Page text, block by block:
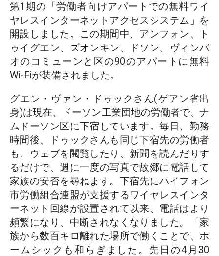
第1期の「労働者向けアパートでの無料ワイ
ヤレスインターネットアクセスシステム」を
開設しました。この期間中、アンフォン、ト
ゥイグエン、ズオンキン、ドソン、ヴィンバ
オのコミューンと区の90のアパートに無料
Wi-Fiが装備されました。
グエン・ヴァン・ドゥックさん(ゲアン省出
身)は現在、ドーソン工業団地の労働者で、ナ
ムドーソン区に下宿しています。毎日、勤務
時間後、ドゥックさんも同じ下宿先の労働者
も、ウェブを閲覧したり、新聞を読んだりす
るだけで、週に一度の写真で故郷に電話して
家族の安否を尋ねます。下宿先にハイフォン
市労働組合連盟が支援するワイヤレスインタ
ーネット回線が設置されて以来、電話はより
頻繁になり、中断されなくなりました。「家
族から数百キロ離れた場所で働くことで、ホ
ームシックも和らぎました。先日の4月30